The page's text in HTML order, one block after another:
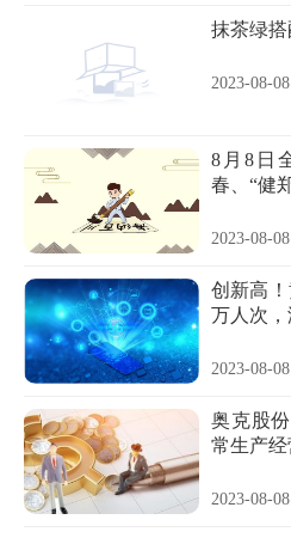
抹茶绿
2023-08-
8月8日
春、“健
2023-08-
创新高
万人次，
2023-08-
奥克股
常生产
2023-08-